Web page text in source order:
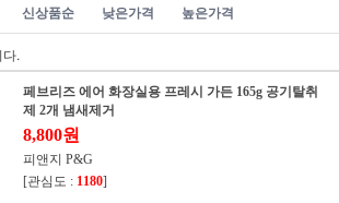
신상품순 낮은가격 높은가격
.
페브리즈 에어 화장실용 프레시 가든 165g 공기탈취
제 2개 냄새제거
8,800원
피앤지 P&G
[관심도 : 1180]